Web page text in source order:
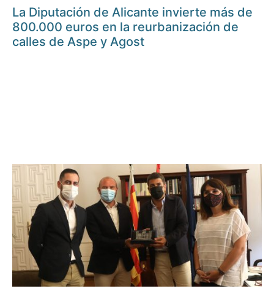
La Diputación de Alicante invierte más de
800.000 euros en la reurbanización de
calles de Aspe y Agost